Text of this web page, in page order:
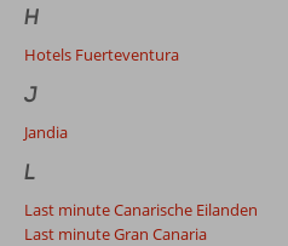
H
Hotels Fuerteventura
J
Jandia
L
Last minute Canarische Eilanden
Last minute Gran Canaria